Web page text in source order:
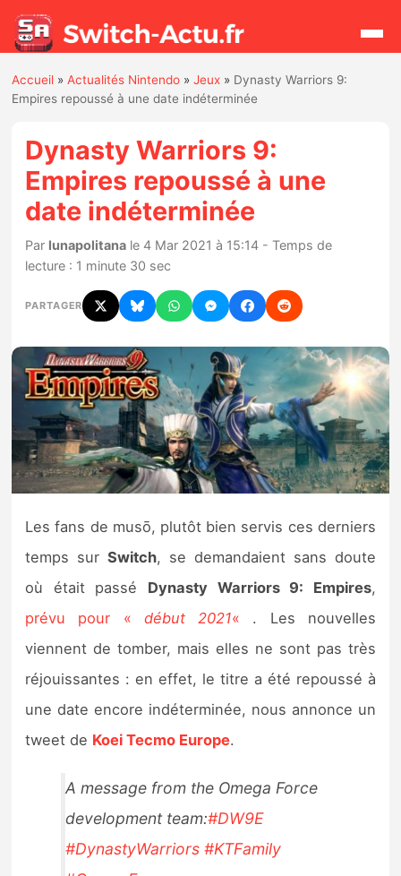
Actualités
Jeux
Hardware
Mises à jour
Chiffres de ventes
Rumeurs
Nintendo Direct
Tests et previews
Tests de jeux
Tests d’accessoires
Autres tests
Previews
Précommandes
Sorties de jeux
Accueil »Actualités Nintendo »Jeux » Dynasty Warriors 9:
Empires repoussé à une date indéterminée
Dynasty Warriors 9:
Empires repoussé à une
date indéterminée
Par lunapolitana le 4 Mar 2021 à 15:14 - Temps de
lecture : 1 minute 30 sec
PARTAGER
Les fans de musō, plutôt bien servis ces derniers
temps surSwitch, se demandaient sans doute
où était passé Dynasty Warriors 9: Empires,
prévu pour « début 2021« . Les nouvelles
viennent de tomber, mais elles ne sont pas très
réjouissantes : en effet, le titre a été repoussé à
une date encore indéterminée, nous annonce un
tweet de Koei Tecmo Europe.
A message from the Omega Force
development team:#DW9E
#DynastyWarriors #KTFamily